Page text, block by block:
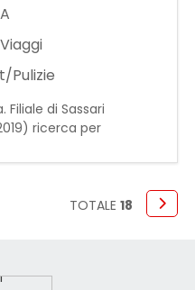
Pulizie
Filiale di Sassari
ricerca per
un/a
La risorsa si
e degli spaziTOTALE 18